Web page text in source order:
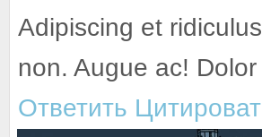
Adipiscing et
non. Augue ac!
Ответить